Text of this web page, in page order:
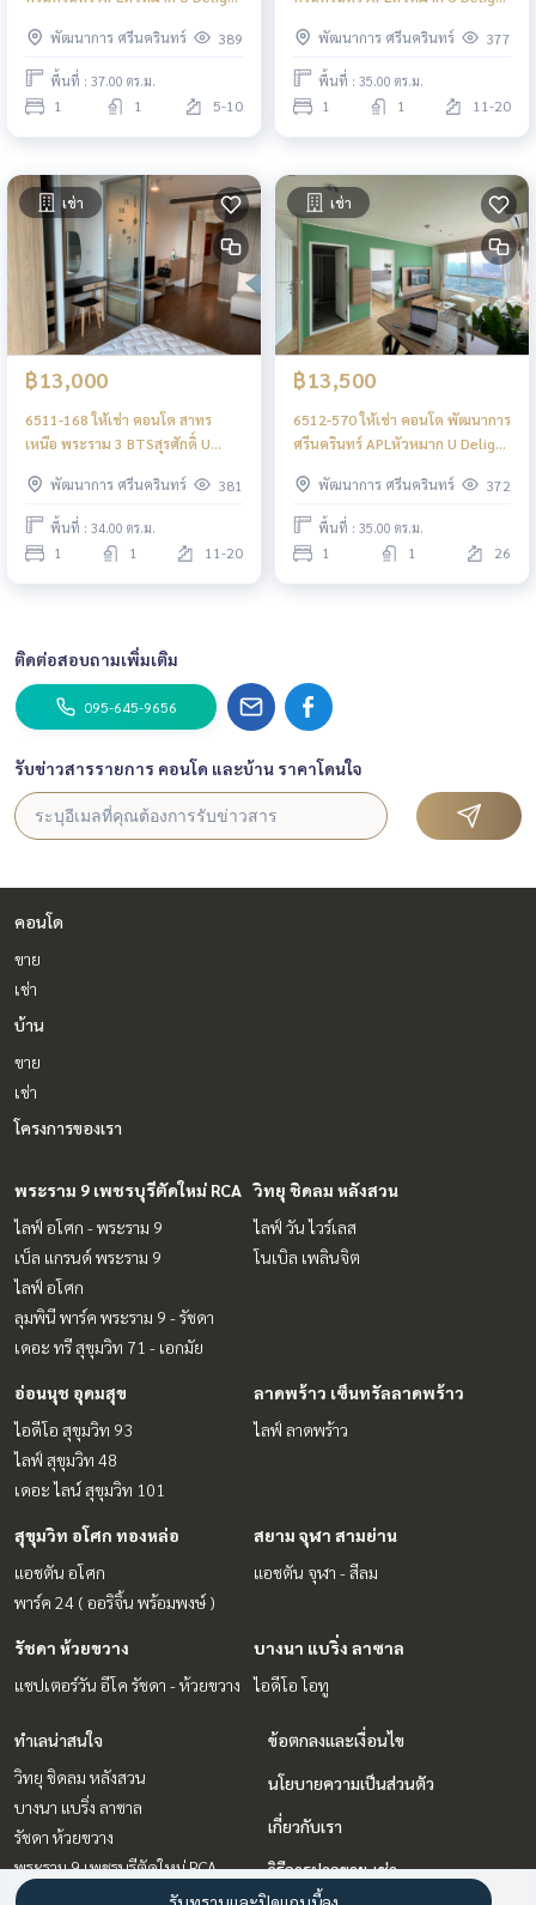
Thonglor
พัฒนาการ ศรีนครินทร์ 389
พื้นที่ : 37.00 ตร.ม.
1 1 5-10
Thonglor 1นอน
พัฒนาการ ศรีนครินทร์ 377
พื้นที่ : 35.00 ตร.ม.
1 1 11-20
เช่า
฿13,000
6511-168 ให้เช่า คอนโด สาทร
เหนือ พระราม 3 BTSสุรศักดิ์ U
Rama 3พัฒนาการ ศรีนครินทร์ 381
พื้นที่ : 34.00 ตร.ม.
1 1 11-20
เช่า
฿13,500
6512-570 ให้เช่า คอนโด พัฒนาการ
ศรีนครินทร์ APLหัวหมาก U Delight
Thonglor
พัฒนาการ ศรีนครินทร์ 372
พื้นที่ : 35.00 ตร.ม.
1 1 26
ติดต่อสอบถามเพิ่มเติม
095-645-9656
รับข่าวสารรายการ คอนโด และบ้าน ราคาโดนใจ
คอนโด
ขาย
เช่า
บ้าน
ขาย
เช่า
โครงการของเรา
พระราม 9 เพชรบุรีตัดใหม่ RCA
ไลฟ์ อโศก - พระราม 9
เบ็ล แกรนด์ พระราม 9
ไลฟ์ อโศก
ลุมพินี พาร์ค พระราม 9 - รัชดา
เดอะ ทรี สุขุมวิท 71 - เอกมัย
วิทยุ ชิดลม หลังสวน
ไลฟ์ วัน ไวร์เลส
โนเบิล เพลินจิต
อ่อนนุช อุดมสุข
ไอดีโอ สุขุมวิท 93
ไลฟ์ สุขุมวิท 48
เดอะ ไลน์ สุขุมวิท 101
ลาดพร้าว เซ็นทรัลลาดพร้าว
ไลฟ์ ลาดพร้าว
สุขุมวิท อโศก ทองหล่อ
แอชตัน อโศก
พาร์ค 24 ( ออริจิ้น พร้อมพงษ์ )
สยาม จุฬา สามย่าน
แอชตัน จุฬา - สีลม
รัชดา ห้วยขวาง
แชปเตอร์วัน อีโค รัชดา - ห้วยขวาง
บางนา แบริ่ง ลาซาล
ไอดีโอ โอทู
ทำเลน่าสนใจ
วิทยุ ชิดลม หลังสวน
บางนา แบริ่ง ลาซาล
รัชดา ห้วยขวาง
พระราม 9 เพชรบุรีตัดใหม่ RCA
ลาดพร้าว เซ็นทรัลลาดพร้าว
ข้อตกลงและเงื่อนไข
นโยบายความเป็นส่วนตัว
เกี่ยวกับเรา
วิธีการฝากขาย-เช่า